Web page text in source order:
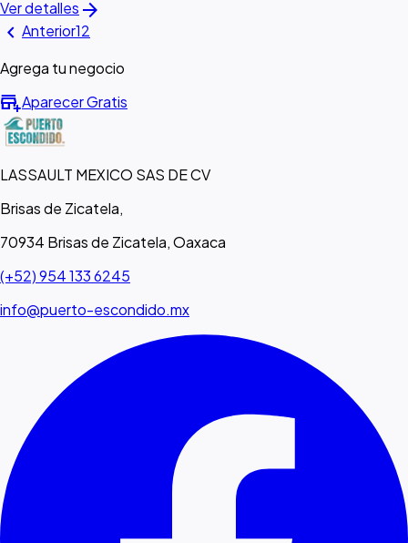
Ver detalles arrow_forward
chevron_left Anterior12
Agrega tu negocio
add_businessAparecer Gratis
LASSAULT MEXICO SAS DE CV
Brisas de Zicatela,
70934 Brisas de Zicatela, Oaxaca
(+52) 954 133 6245
info@puerto-escondido.mx